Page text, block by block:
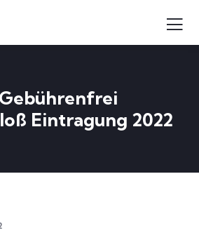
Eintragung 2022